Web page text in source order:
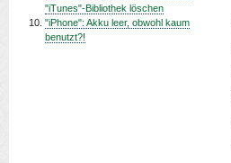
"iTunes"-Bibliothek löschen
"iPhone": Akku leer, obwohl kaum
benutzt?!